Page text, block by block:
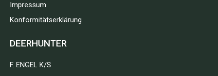
Impressum
Konformitätserklärung
DEERHUNTER
F. ENGEL K/S